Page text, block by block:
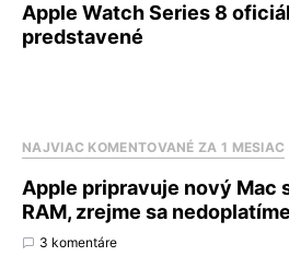
Apple Watch Series 8
predstavené
NAJVIAC KOMENTOVANÉ ZA 1 MESIAC
Apple pripravuje nový Mac
RAM, zrejme sa nedoplatíme
3 komentáre